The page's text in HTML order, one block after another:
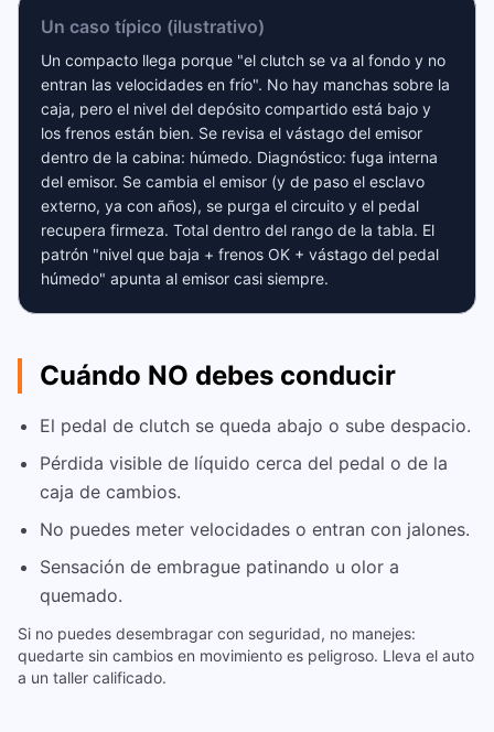
Un caso típico (ilustrativo)
Un compacto llega porque "el clutch se va al fondo y no
entran las velocidades en frío". No hay manchas sobre la
caja, pero el nivel del depósito compartido está bajo y
los frenos están bien. Se revisa el vástago del emisor
dentro de la cabina: húmedo. Diagnóstico: fuga interna
del emisor. Se cambia el emisor (y de paso el esclavo
externo, ya con años), se purga el circuito y el pedal
recupera firmeza. Total dentro del rango de la tabla. El
patrón "nivel que baja + frenos OK + vástago del pedal
húmedo" apunta al emisor casi siempre.
Cuándo NO debes conducir
El pedal de clutch se queda abajo o sube despacio.
Pérdida visible de líquido cerca del pedal o de la
caja de cambios.
No puedes meter velocidades o entran con jalones.
Sensación de embrague patinando u olor a
quemado.
Si no puedes desembragar con seguridad, no manejes:
quedarte sin cambios en movimiento es peligroso. Lleva el auto
a un taller calificado.